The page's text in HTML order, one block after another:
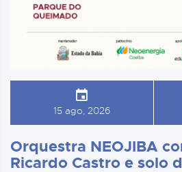
15 ago, 2026
Orquestra NEOJIBA
Ricardo Castro e solo